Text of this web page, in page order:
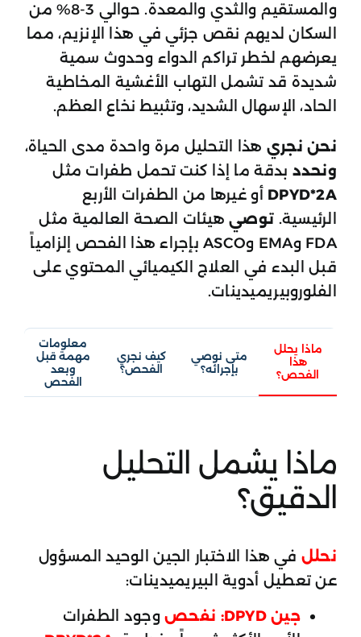
والمستقيم والثدي والمعدة. حوالي 3-8% من
السكان لديهم نقص جزئي في هذا الإنزيم، مما
يعرضهم لخطر تراكم الدواء وحدوث سمية
شديدة قد تشمل التهاب الأغشية المخاطية
الحاد، الإسهال الشديد، وتثبيط نخاع العظم.
نحن نجري هذا التحليل مرة واحدة مدى الحياة،
ونحدد بدقة ما إذا كنت تحمل طفرات مثل
DPYD*2A أو غيرها من الطفرات الأربع
الرئيسية. توصيهيئات الصحة العالمية مثل
FDA وEMA وASCO بإجراء هذا الفحص إلزامياً
قبل البدء في العلاج الكيميائي المحتوي على
الفلوروبيريميدينات.
ماذا يحلل
هذا
الفحص؟
متى نوصي
بإجرائه؟
كيف نجري
الفحص؟
معلومات
مهمة قبل
وبعد
الفحص
ماذا يشمل التحليل
الدقيق؟
نحلل في هذا الاختبار الجين الوحيد المسؤول
عن تعطيل أدوية البيريميدينات:
جين DPYD:
نفحصوجود الطفرات